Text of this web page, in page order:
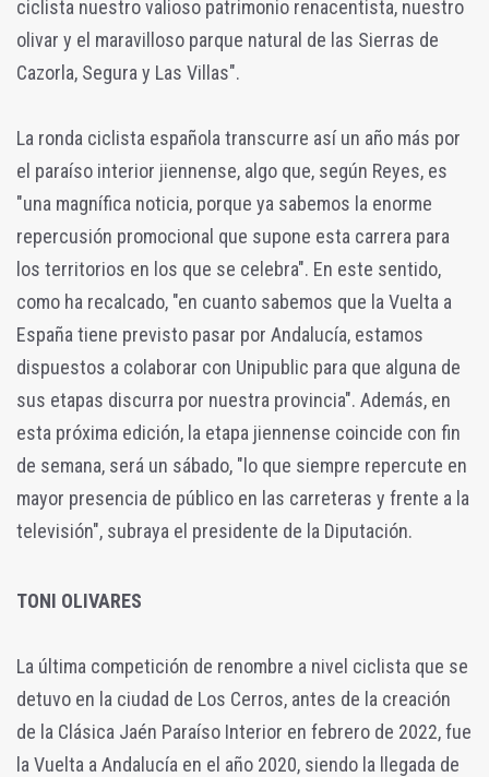
ciclista nuestro valioso patrimonio renacentista, nuestro
olivar y el maravilloso parque natural de las Sierras de
Cazorla, Segura y Las Villas".
La ronda ciclista española transcurre así un año más por
el paraíso interior jiennense, algo que, según Reyes, es
"una magnífica noticia, porque ya sabemos la enorme
repercusión promocional que supone esta carrera para
los territorios en los que se celebra". En este sentido,
como ha recalcado, "en cuanto sabemos que la Vuelta a
España tiene previsto pasar por Andalucía, estamos
dispuestos a colaborar con Unipublic para que alguna de
sus etapas discurra por nuestra provincia". Además, en
esta próxima edición, la etapa jiennense coincide con fin
de semana, será un sábado, "lo que siempre repercute en
mayor presencia de público en las carreteras y frente a la
televisión", subraya el presidente de la Diputación.
TONI OLIVARES
La última competición de renombre a nivel ciclista que se
detuvo en la ciudad de Los Cerros, antes de la creación
de la Clásica Jaén Paraíso Interior en febrero de 2022, fue
la Vuelta a Andalucía en el año 2020, siendo la llegada de